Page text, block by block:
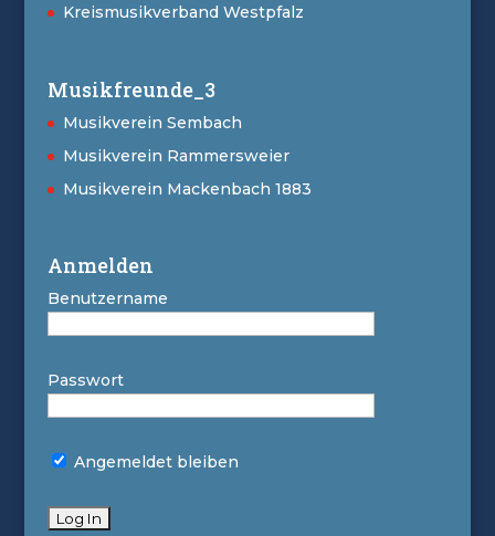
Kreismusikverband Westpfalz
Musikfreunde_3
Musikverein Sembach
Musikverein Rammersweier
Musikverein Mackenbach 1883
Anmelden
Benutzername
Passwort
Angemeldet bleiben